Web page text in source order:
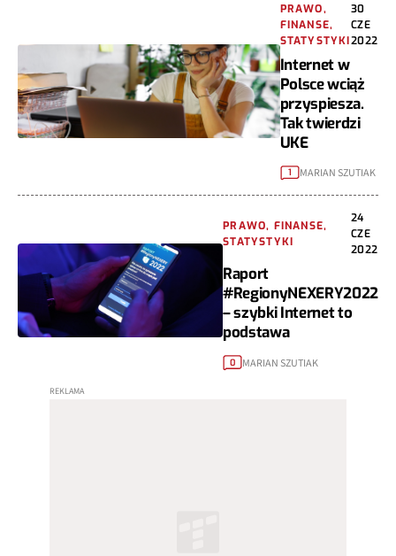
PRAWO,
FINANSE,
STATYSTYKI
30
CZE
2022
Internet w
Polsce wciąż
przyspiesza.
Tak twierdzi
UKE
1 MARIAN SZUTIAK
PRAWO, FINANSE,
STATYSTYKI
24
CZE
2022
Raport
#RegionyNEXERY2022
– szybki Internet to
podstawa
0 MARIAN SZUTIAK